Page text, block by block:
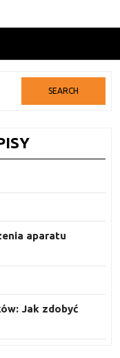
aparatu
Jak zdobyć